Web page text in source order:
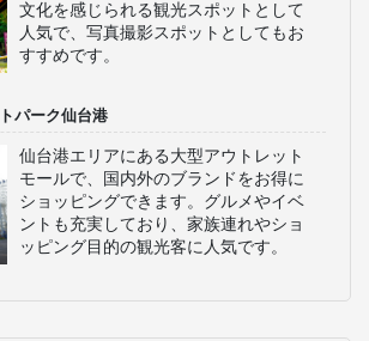
文化を感じられる観光スポットとして
人気で、写真撮影スポットとしてもお
すすめです。
パーク仙台港
仙台港エリアにある大型アウトレット
モールで、国内外のブランドをお得に
ショッピングできます。グルメやイベ
ントも充実しており、家族連れやショ
ッピング目的の観光客に人気です。